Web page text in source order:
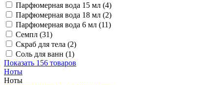
Парфюмерная вода 15 мл (4)
Парфюмерная вода 18 мл (2)
Парфюмерная вода 6 мл (11)
Семпл (31)
Скраб для тела (2)
Соль для ванн (1)
Показать 156 товаров
Ноты
Ноты